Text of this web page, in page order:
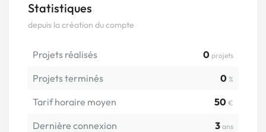
Statistiques
depuis la création du compte
Projets réalisés 0 projets
Projets terminés 0 %
Tarif horaire moyen 50 €
Dernière connexion 3 ans